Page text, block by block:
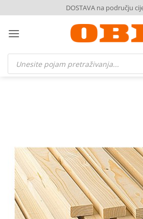
to
content
DOSTAVA na području
Products
search